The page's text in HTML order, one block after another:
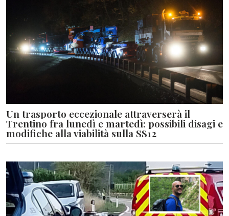
Un trasporto eccezionale attraverserà il
Trentino fra lunedì e martedì: possibili disagi e
modifiche alla viabilità sulla SS12